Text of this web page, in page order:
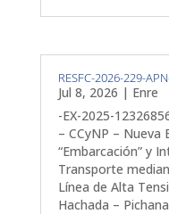
RESFC-2026-229-
Jul 8, 2026 | Enre
-EX-2025-
– CCyNP –
“Embarcación” y
Transporte
Línea de Alta
Hachada –